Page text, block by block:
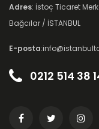
Adres: İstoç Ticaret
Bağcılar / İSTANBUL
E-posta
0212 514 38